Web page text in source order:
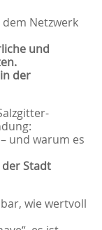
Netzwerk
und
der
und warum es
der Stadt
wie wertvoll